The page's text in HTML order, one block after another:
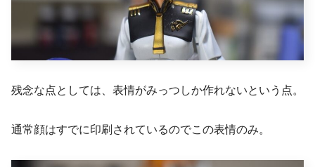
残念な点としては、表情がみっつしか作れないという点。
通常顔はすでに印刷されているのでこの表情のみ。